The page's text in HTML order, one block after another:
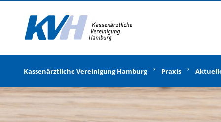
Kassenärztliche Vereinigung Hamburg Praxis